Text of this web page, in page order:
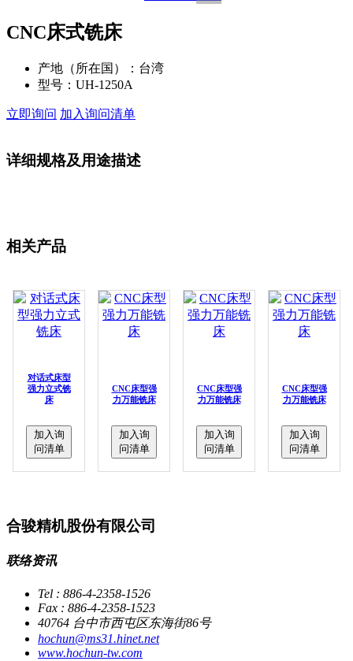
CNC床式铣床
产地（所在国）： 台湾
型号： UH-1250A
立即询问 加入询问清单
详细规格及用途描述
相关产品
对话式床型
强力立式铣
床
加入询
问清单
CNC床型强
力万能铣床
加入询
问清单
CNC床型强
力万能铣床
加入询
问清单
CNC床型强
力万能铣床
加入询
问清单
合骏精机股份有限公司
联络资讯
Tel : 886-4-2358-1526
Fax : 886-4-2358-1523
40764 台中市西屯区东海街86号
hochun@ms31.hinet.net
www.hochun-tw.com